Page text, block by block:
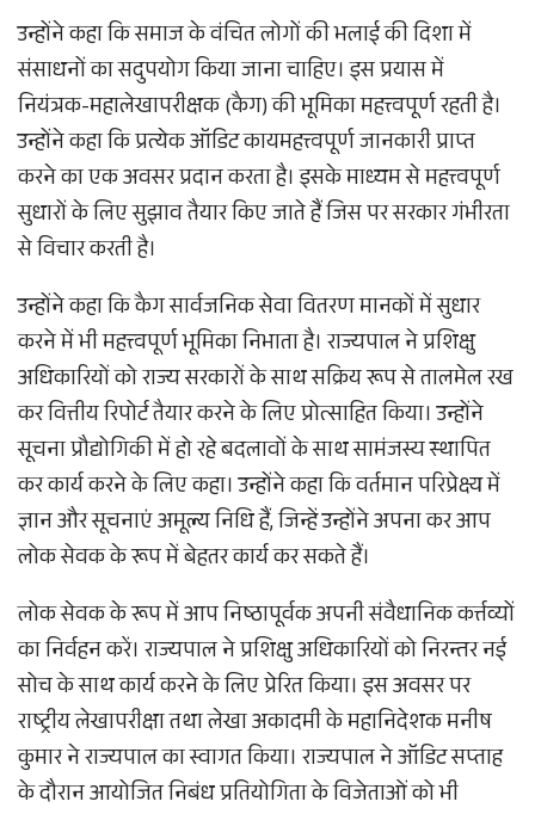
उन्होंने कहा कि समाज के वंचित लोगों की भलाई की दिशा में
संसाधनों का सदुपयोग किया जाना चाहिए। इस प्रयास में
नियंत्रक-महालेखापरीक्षक (कैग) की भूमिका महत्त्वपूर्ण रहती है।
उन्होंने कहा कि प्रत्येक ऑडिट कायमहत्त्वपूर्ण जानकारी प्राप्त
करने का एक अवसर प्रदान करता है। इसके माध्यम से महत्त्वपूर्ण
सुधारों के लिए सुझाव तैयार किए जाते हैं जिस पर सरकार गंभीरता
से विचार करती है।
उन्होंने कहा कि कैग सार्वजनिक सेवा वितरण मानकों में सुधार
करने में भी महत्त्वपूर्ण भूमिका निभाता है। राज्यपाल ने प्रशिक्षु
अधिकारियों को राज्य सरकारों के साथ सक्रिय रूप से तालमेल रख
कर वित्तीय रिपोर्ट तैयार करने के लिए प्रोत्साहित किया। उन्होंने
सूचना प्रौद्योगिकी में हो रहे बदलावों के साथ सामंजस्य स्थापित
कर कार्य करने के लिए कहा। उन्होंने कहा कि वर्तमान परिप्रेक्ष्य में
ज्ञान और सूचनाएं अमूल्य निधि हैं, जिन्हें उन्होंने अपना कर आप
लोक सेवक के रूप में बेहतर कार्य कर सकते हैं।
लोक सेवक के रूप में आप निष्ठापूर्वक अपनी संवैधानिक कर्त्तव्यों
का निर्वहन करें। राज्यपाल ने प्रशिक्षु अधिकारियों को निरन्तर नई
सोच के साथ कार्य करने के लिए प्रेरित किया। इस अवसर पर
राष्ट्रीय लेखापरीक्षा तथा लेखा अकादमी के महानिदेशक मनीष
कुमार ने राज्यपाल का स्वागत किया। राज्यपाल ने ऑडिट सप्ताह
के दौरान आयोजित निबंध प्रतियोगिता के विजेताओं को भी